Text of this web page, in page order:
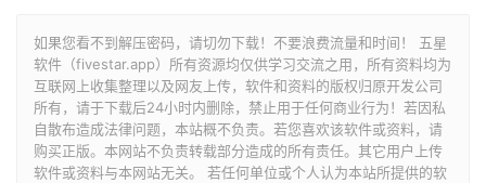
如果您看不到解压密码，请切勿下载！不要浪费流量和时间！ 五星
软件（fivestar.app）所有资源均仅供学习交流之用，所有资料均为
互联网上收集整理以及网友上传，软件和资料的版权归原开发公司
所有，请于下载后24小时内删除，禁止用于任何商业行为！若因私
自散布造成法律问题，本站概不负责。若您喜欢该软件或资料，请
购买正版。本网站不负责转载部分造成的所有责任。其它用户上传
软件或资料与本网站无关。 若任何单位或个人认为本站所提供的软